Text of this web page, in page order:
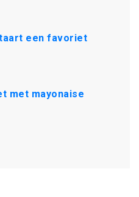
een favoriet
met mayonaise